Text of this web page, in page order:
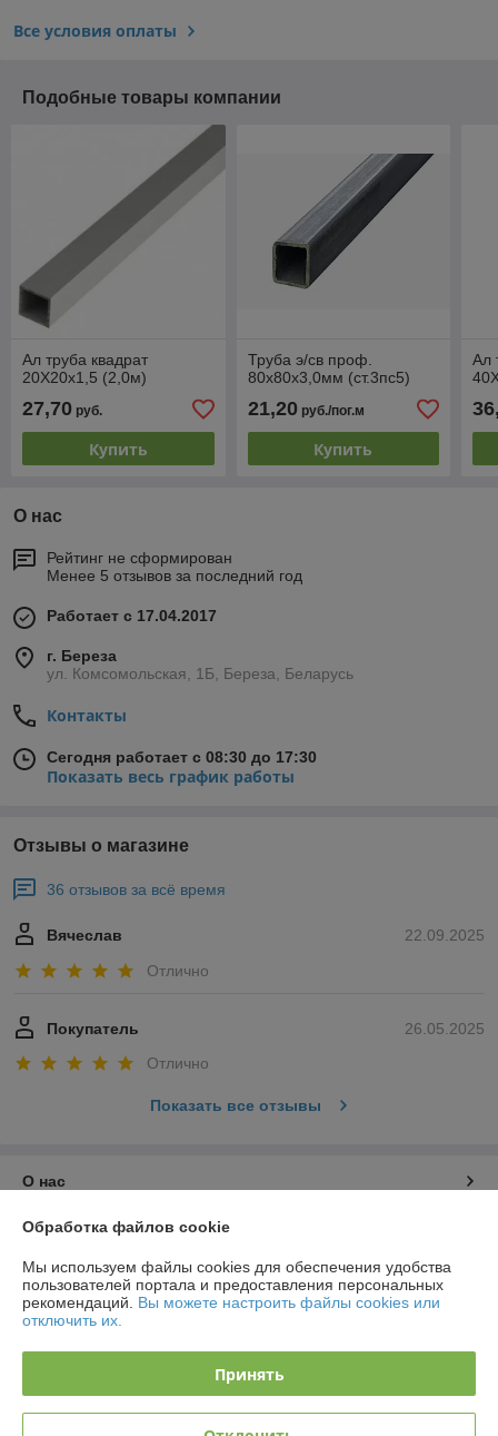
Все условия оплаты
Подобные товары компании
Ал труба квадрат
20Х20х1,5 (2,0м)
27,70 руб.
Купить
Труба э/св проф.
80х80х3,0мм (ст.3пс5)
21,20руб./пог.м
Купить
Ал
О нас
Рейтинг не сформирован
Менее 5 отзывов за последний год
Работает с 17.04.2017
г. Береза
ул. Комсомольская, 1Б, Береза, Беларусь
Контакты
Сегодня работает с 08:30 до 17:30
Показать весь график работы
Отзывы о магазине
36 отзывов за всё время
22.09.2025
Вячеслав
Отлично
26.05.2025
Покупатель
Отлично
Показать все отзывы
О нас
Контакты
Доставка и оплата
Полная версия сайта
Обработка файлов cookie
Мы используем файлы cookies для обеспечения удобства
пользователей портала и предоставления персональных
рекомендаций. Вы можете настроить файлы cookies или
отключить их.
Принять